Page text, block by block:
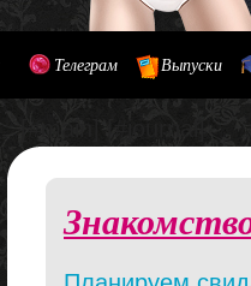
Телеграм Выпуски